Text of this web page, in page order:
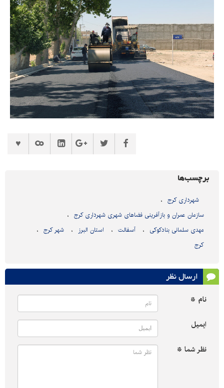
برچسب‌ها
شهرداری کرج
سازمان عمران و بازآفرینی فضاهای شهری شهرداری کرج
مهدی سلمانی بنادکوکی
آسفالت استان البرز
شهر کرج
کرج
ارسال نظر
نام *
ایمیل
نظر شما *